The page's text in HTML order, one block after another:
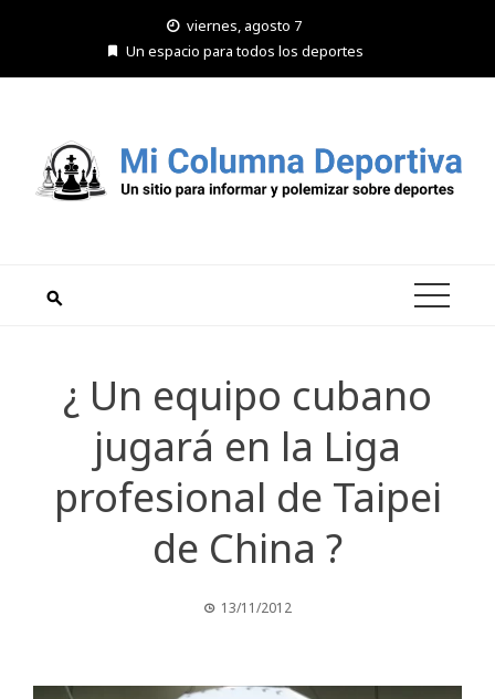
viernes, agosto 7
Un espacio para todos los deportes
¿ Un equipo cubano
jugará en la Liga
profesional de Taipei
de China ?
13/11/2012